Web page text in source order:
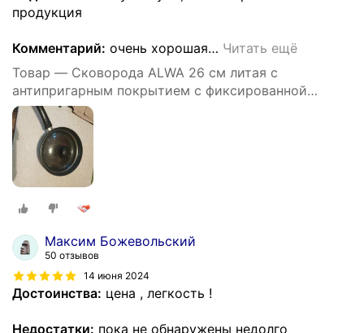
продукция
Комментарий: очень хорошая… Читать ещё
Товар — Cковорода ALWA 26 см литая с
антипригарным покрытием с фиксированной
ручкой цвет мрамор
Максим Божевольский
50 отзывов
14 июня 2024
Достоинства: цена , легкость !
Недостатки: пока не обнаружены недолго